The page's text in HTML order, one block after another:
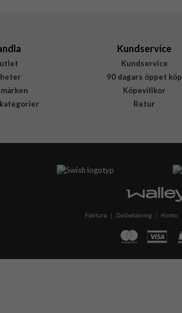
Kundservice
Kundservice
90 dagars öppet köp
Köpevillkor
Retur